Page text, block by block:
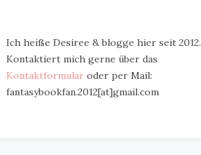
Ich heiße Desiree & blogge hier seit 2012.
Kontaktiert mich gerne über das
Kontaktformular oder per Mail:
fantasybookfan.2012[at]gmail.com